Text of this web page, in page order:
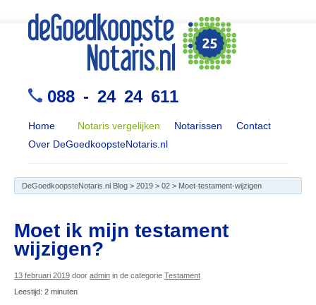
088 - 24 24 611
Home Notaris vergelijken Notarissen
Contact
Over DeGoedkoopsteNotaris.nl
DeGoedkoopsteNotaris.nl Blog > 2019 > 02 > Moet-testament-wijzigen
Moet ik mijn testament
wijzigen?
13 februari 2019 door admin in de categorie Testament
Leestijd: 2 minuten